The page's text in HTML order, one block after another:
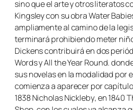
sino que el arte y otros literatos
Kingsley con su obraWater
ampliamente al camino de la
terminará prohibiendo meter
Dickens contribuirá en dos
Wordsy All the Year Round.
sus novelas en la modalidad por
comienza a aparecer por
1838Nicholas Nickleby, en 1840